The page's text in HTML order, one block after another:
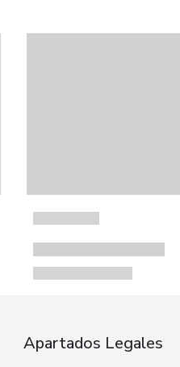
Apartados Legales